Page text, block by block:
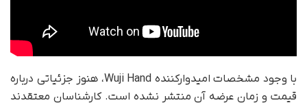
با وجود مشخصات امیدوارکننده Wuji Hand، هنوز جزئیاتی درباره
قیمت و زمان عرضه آن منتشر نشده است. کارشناسان معتقدند